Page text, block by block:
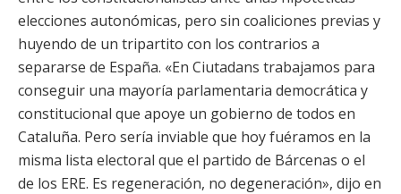
elecciones autonómicas, pero sin coaliciones previas y
huyendo de un tripartito con los contrarios a
separarse de España. «En Ciutadans trabajamos para
conseguir una mayoría parlamentaria democrática y
constitucional que apoye un gobierno de todos en
Cataluña. Pero sería inviable que hoy fuéramos en la
misma lista electoral que el partido de Bárcenas o el
de los ERE. Es regeneración, no degeneración», dijo en